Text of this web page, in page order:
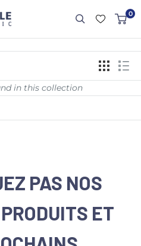
0
in this collection
PAS NOS
ET